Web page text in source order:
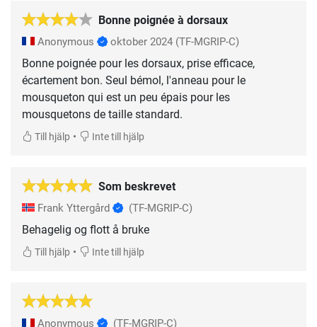
Bonne poignée à dorsaux
Anonymous oktober 2024 (TF-MGRIP-C)
Bonne poignée pour les dorsaux, prise efficace,
écartement bon. Seul bémol, l'anneau pour le
mousqueton qui est un peu épais pour les
mousquetons de taille standard.
Till hjälp • Inte till hjälp
Som beskrevet
Frank Yttergård (TF-MGRIP-C)
Behagelig og flott å bruke
Till hjälp • Inte till hjälp
Anonymous (TF-MGRIP-C)